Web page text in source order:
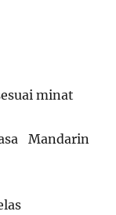
minat
Mandarin